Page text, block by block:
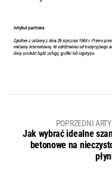
POPRZEDNI
Jak wybrać idealne
betonowe na